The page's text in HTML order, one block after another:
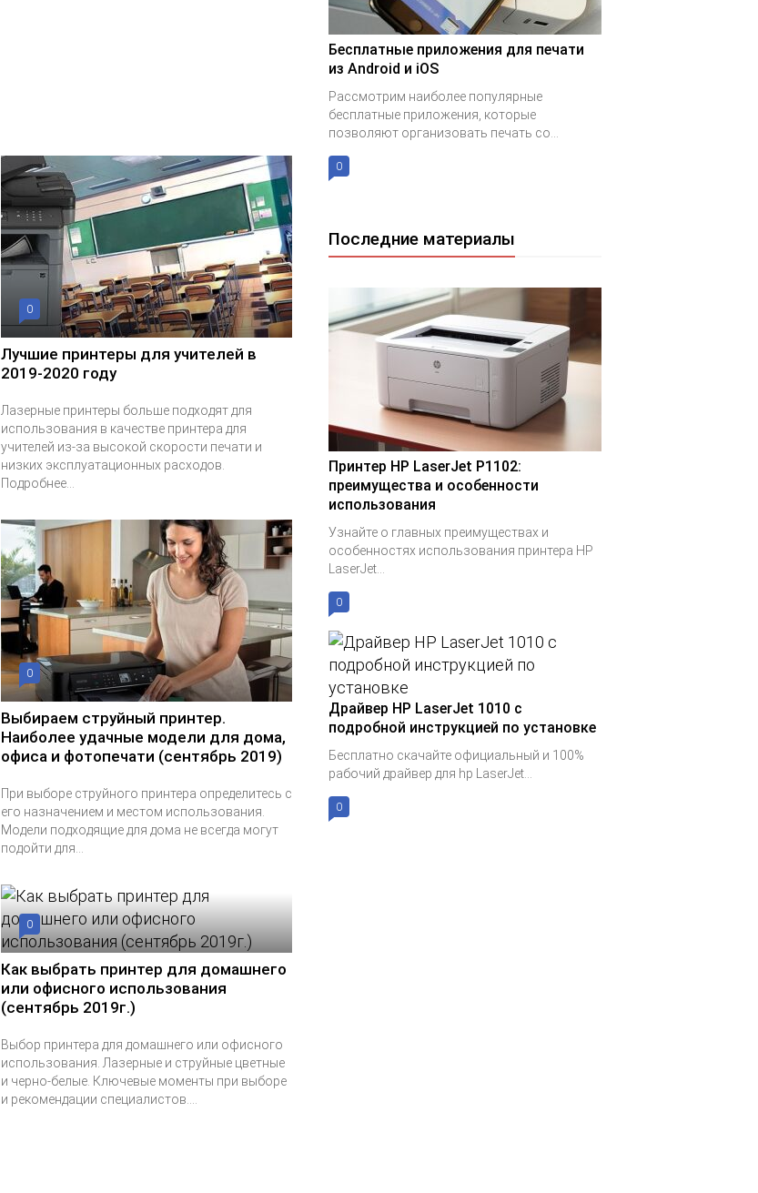
0
Лучшие принтеры для учителей в
2019-2020 году
Лазерные принтеры больше подходят для
использования в качестве принтера для
учителей из-за высокой скорости печати и
низких эксплуатационных расходов.
Подробнее...
0
Выбираем струйный принтер.
Наиболее удачные модели для дома,
офиса и фотопечати (сентябрь 2019)
При выборе струйного принтера определитесь с
его назначением и местом использования.
Модели подходящие для дома не всегда могут
подойти для...
0
Как выбрать принтер для домашнего
или офисного использования
(сентябрь 2019г.)
Выбор принтера для домашнего или офисного
использования. Лазерные и струйные цветные
и черно-белые. Ключевые моменты при выборе
и рекомендации специалистов....
Бесплатные приложения для печати
из Android и iOS
Рассмотрим наиболее популярные
бесплатные приложения, которые
позволяют организовать печать со...
0
Последние материалы
Принтер HP LaserJet P1102:
преимущества и особенности
использования
Узнайте о главных преимуществах и
особенностях использования принтера HP
LaserJet...
0
Драйвер HP LaserJet 1010 с
подробной инструкцией по установке
Бесплатно скачайте официальный и 100%
рабочий драйвер для hp LaserJet...
0